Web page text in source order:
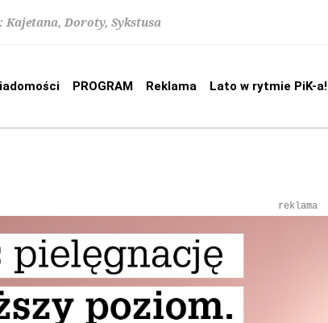
Doroty, Sykstusa
PROGRAM Reklama Lato w rytmie PiK-a!
reklama